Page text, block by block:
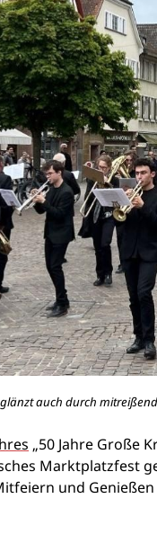
auch durch
„50 Jahre Große
Marktplatzfest
und